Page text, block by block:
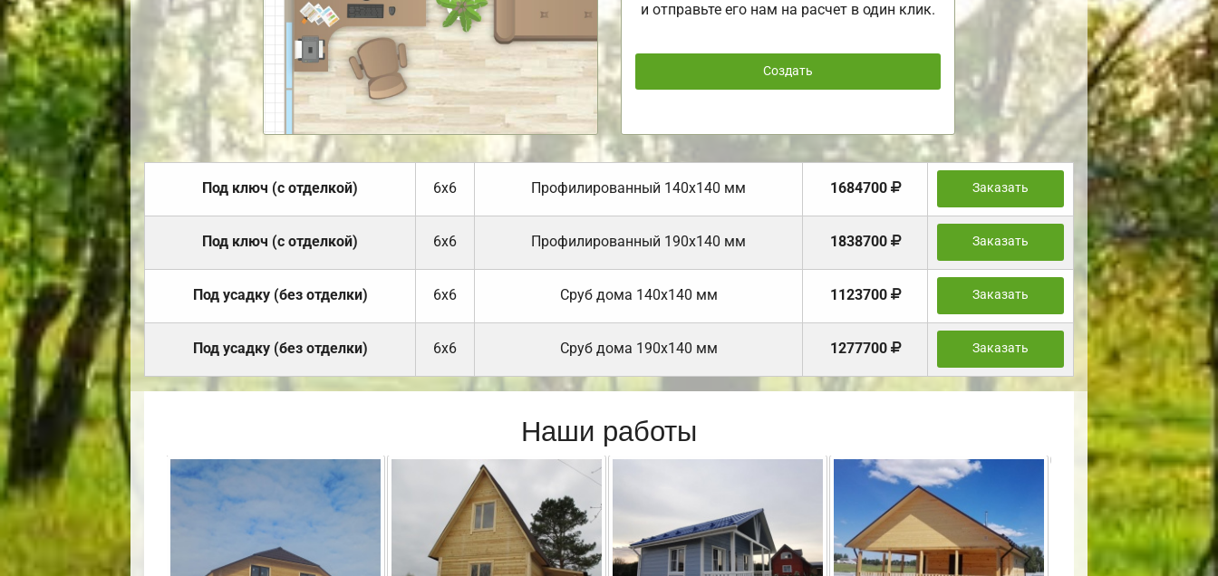
и отправьте его нам на расчет в один клик.
Создать
Под ключ (с отделкой) 6х6 Профилированный 140х140 мм 1684700 Заказать
Под ключ (с отделкой) 6х6 Профилированный 190х140 мм 1838700 Заказать
Под усадку (без отделки) 6х6 Cруб дома 140х140 мм 1123700 Заказать
Под усадку (без отделки) 6х6 Cруб дома 190х140 мм 1277700 Заказать
Наши работы